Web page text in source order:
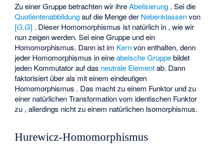
Zu einer Gruppebetrachten wir ihreAbelisierung . Seidie
Quotientenabbildungauf die Menge der Nebenklassenvon
[G,G] . Dieser Homomorphismus ist natürlich in , wie wir
nun zeigen werden. Seieine Gruppe undein
Homomorphismus. Dann ist im Kernvonenthalten, denn
jeder Homomorphismus in eineabelsche Gruppebildet
jeden Kommutator auf das neutrale Elementab. Dann
faktorisiert überals mit einem eindeutigen
Homomorphismus . Das machtzu einem Funktor undzu
einer natürlichen Transformation vom identischen Funktor
zu , allerdings nicht zu einem natürlichen Isomorphismus.
Hurewicz-Homomorphismus